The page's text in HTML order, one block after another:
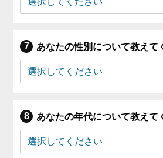
あなたの性別について教えて
あなたの年代について教えて